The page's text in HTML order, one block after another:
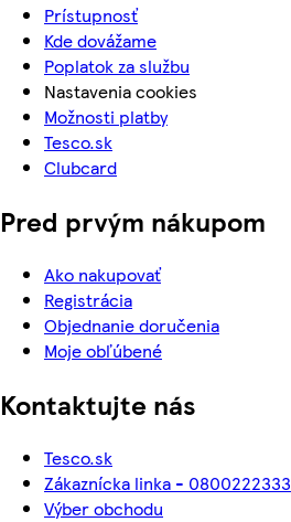
Prístupnosť
Kde dovážame
Poplatok za službu
Nastavenia cookies
Možnosti platby
Tesco.sk
Clubcard
Pred prvým nákupom
Ako nakupovať
Registrácia
Objednanie doručenia
Moje obľúbené
Kontaktujte nás
Tesco.sk
Zákaznícka linka - 0800222333
Výber obchodu